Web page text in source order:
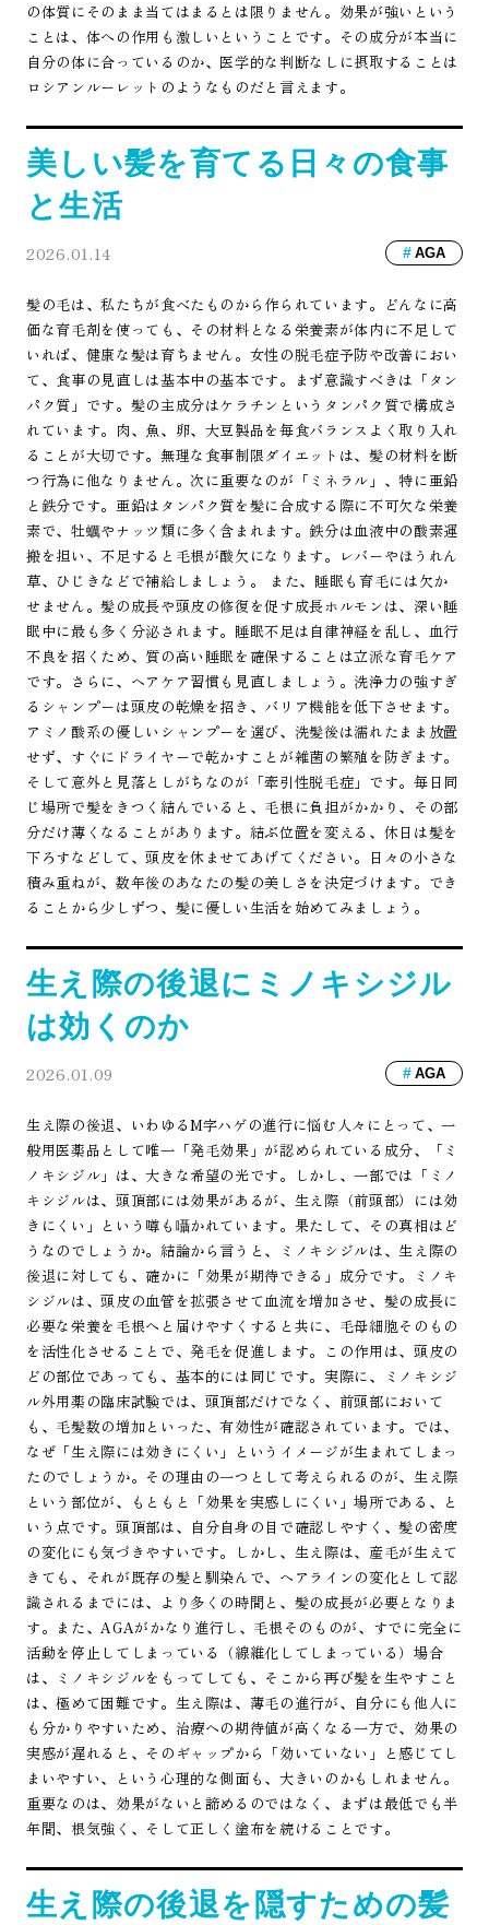
の体質にそのまま当てはまるとは限りません。効果が強いという
ことは、体への作用も激しいということです。その成分が本当に
自分の体に合っているのか、医学的な判断なしに摂取することは
ロシアンルーレットのようなものだと言えます。
美しい髪を育てる日々の食事
と生活
2026.01.14 AGA
髪の毛は、私たちが食べたものから作られています。どんなに高
価な育毛剤を使っても、その材料となる栄養素が体内に不足して
いれば、健康な髪は育ちません。女性の脱毛症予防や改善におい
て、食事の見直しは基本中の基本です。まず意識すべきは「タン
パク質」です。髪の主成分はケラチンというタンパク質で構成さ
れています。肉、魚、卵、大豆製品を毎食バランスよく取り入れ
ることが大切です。無理な食事制限ダイエットは、髪の材料を断
つ行為に他なりません。次に重要なのが「ミネラル」、特に亜鉛
と鉄分です。亜鉛はタンパク質を髪に合成する際に不可欠な栄養
素で、牡蠣やナッツ類に多く含まれます。鉄分は血液中の酸素運
搬を担い、不足すると毛根が酸欠になります。レバーやほうれん
草、ひじきなどで補給しましょう。 また、睡眠も育毛には欠か
せません。髪の成長や頭皮の修復を促す成長ホルモンは、深い睡
眠中に最も多く分泌されます。睡眠不足は自律神経を乱し、血行
不良を招くため、質の高い睡眠を確保することは立派な育毛ケア
です。さらに、ヘアケア習慣も見直しましょう。洗浄力の強すぎ
るシャンプーは頭皮の乾燥を招き、バリア機能を低下させます。
アミノ酸系の優しいシャンプーを選び、洗髪後は濡れたまま放置
せず、すぐにドライヤーで乾かすことが雑菌の繁殖を防ぎます。
そして意外と見落としがちなのが「牽引性脱毛症」です。毎日同
じ場所で髪をきつく結んでいると、毛根に負担がかかり、その部
分だけ薄くなることがあります。結ぶ位置を変える、休日は髪を
下ろすなどして、頭皮を休ませてあげてください。日々の小さな
積み重ねが、数年後のあなたの髪の美しさを決定づけます。でき
ることから少しずつ、髪に優しい生活を始めてみましょう。
生え際の後退にミノキシジル
は効くのか
2026.01.09 AGA
生え際の後退、いわゆるM字ハゲの進行に悩む人々にとって、一
般用医薬品として唯一「発毛効果」が認められている成分、「ミ
ノキシジル」は、大きな希望の光です。しかし、一部では「ミノ
キシジルは、頭頂部には効果があるが、生え際（前頭部）には効
きにくい」という噂も囁かれています。果たして、その真相はど
うなのでしょうか。結論から言うと、ミノキシジルは、生え際の
後退に対しても、確かに「効果が期待できる」成分です。ミノキ
シジルは、頭皮の血管を拡張させて血流を増加させ、髪の成長に
必要な栄養を毛根へと届けやすくすると共に、毛母細胞そのもの
を活性化させることで、発毛を促進します。この作用は、頭皮の
どの部位であっても、基本的には同じです。実際に、ミノキシジ
ル外用薬の臨床試験では、頭頂部だけでなく、前頭部において
も、毛髪数の増加といった、有効性が確認されています。では、
なぜ「生え際には効きにくい」というイメージが生まれてしまっ
たのでしょうか。その理由の一つとして考えられるのが、生え際
という部位が、もともと「効果を実感しにくい」場所である、と
いう点です。頭頂部は、自分自身の目で確認しやすく、髪の密度
の変化にも気づきやすいです。しかし、生え際は、産毛が生えて
きても、それが既存の髪と馴染んで、ヘアラインの変化として認
識されるまでには、より多くの時間と、髪の成長が必要となりま
す。また、AGAがかなり進行し、毛根そのものが、すでに完全に
活動を停止してしまっている（線維化してしまっている）場合
は、ミノキシジルをもってしても、そこから再び髪を生やすこと
は、極めて困難です。生え際は、薄毛の進行が、自分にも他人に
も分かりやすいため、治療への期待値が高くなる一方で、効果の
実感が遅れると、そのギャップから「効いていない」と感じてし
まいやすい、という心理的な側面も、大きいのかもしれません。
重要なのは、効果がないと諦めるのではなく、まずは最低でも半
年間、根気強く、そして正しく塗布を続けることです。
生え際の後退を隠すための髪